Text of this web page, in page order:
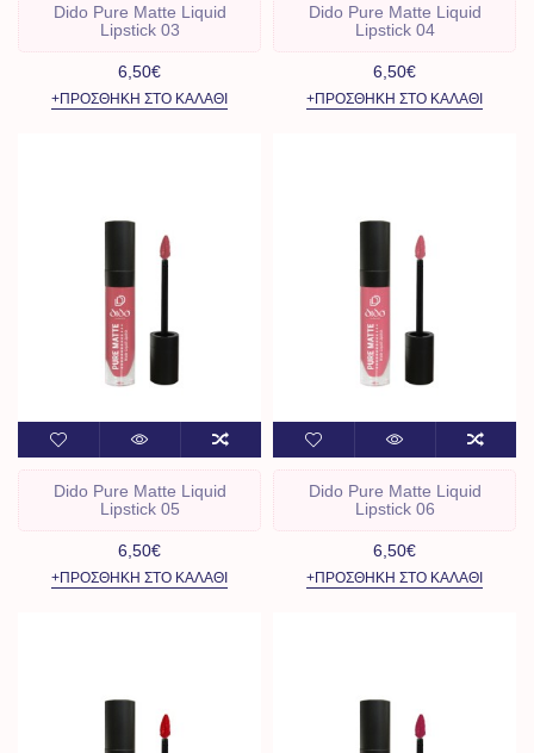
Dido Pure Matte Liquid
Lipstick 03
6,50€
+ΠΡΟΣΘΉΚΗ ΣΤΟ ΚΑΛΆΘΙ
Dido Pure Matte Liquid
Lipstick 04
6,50€
+ΠΡΟΣΘΉΚΗ ΣΤΟ ΚΑΛΆΘΙ
Dido Pure Matte Liquid
Lipstick 05
6,50€
+ΠΡΟΣΘΉΚΗ ΣΤΟ ΚΑΛΆΘΙ
Dido Pure Matte Liquid
Lipstick 06
6,50€
+ΠΡΟΣΘΉΚΗ ΣΤΟ ΚΑΛΆΘΙ